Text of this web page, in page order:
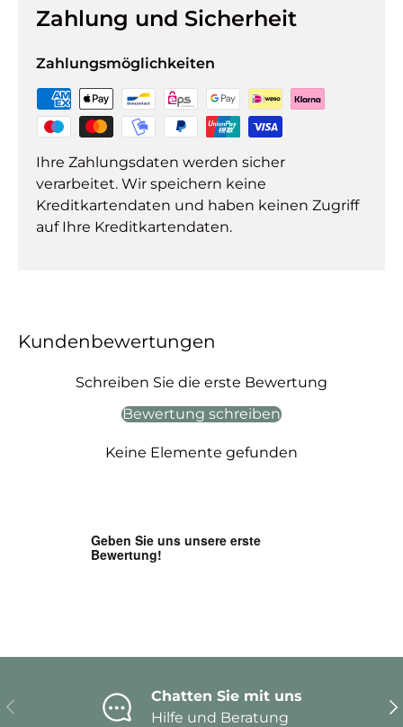
Zahlung und Sicherheit
Zahlungsmöglichkeiten
Ihre Zahlungsdaten werden sicher
verarbeitet. Wir speichern keine
Kreditkartendaten und haben keinen Zugriff
auf Ihre Kreditkartendaten.
Kundenbewertungen
Schreiben Sie die erste Bewertung
Bewertung schreiben
Keine Elemente gefunden
Vorherige
Chatten Sie mit uns
Hilfe und Beratung